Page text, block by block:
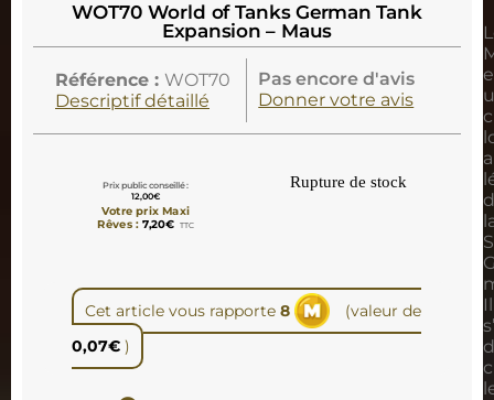
Il
WOT70 World of Tanks German Tank
Expansion – Maus
Référence : WOT70
Descriptif détaillé
Pas encore d'avis
Donner votre avis
Prix public conseillé :
12,00€
Votre prix Maxi
Rêves : 7,20€ TTC
Rupture de stock
Cet article vous rapporte 8
(valeur de
0,07€ )